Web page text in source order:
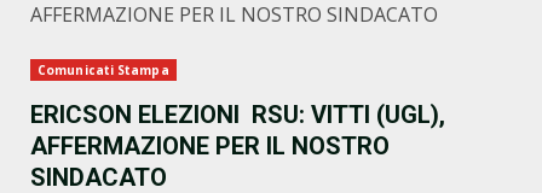
AFFERMAZIONE PER IL NOSTRO SINDACATO
Comunicati Stampa
ERICSON ELEZIONI RSU: VITTI (UGL),
AFFERMAZIONE PER IL NOSTRO
SINDACATO